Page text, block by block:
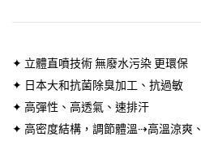
✦ 立體直噴技術 無廢水污染 更環保
✦ 日本大和抗菌除臭加工、抗過敏
✦ 高彈性、高透氣、速排汗
✦ 高密度結構，調節體溫⇢高溫涼爽